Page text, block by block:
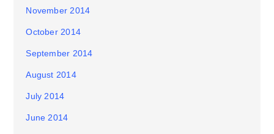
November 2014
October 2014
September 2014
August 2014
July 2014
June 2014